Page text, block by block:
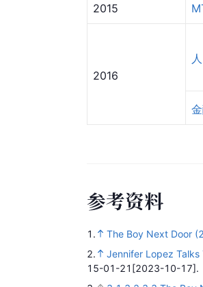
2015
2016
参考资料
1.
The Boy Next Door
2.
Jennifer Lopez Talks
15-01-21 [2023-10-17].